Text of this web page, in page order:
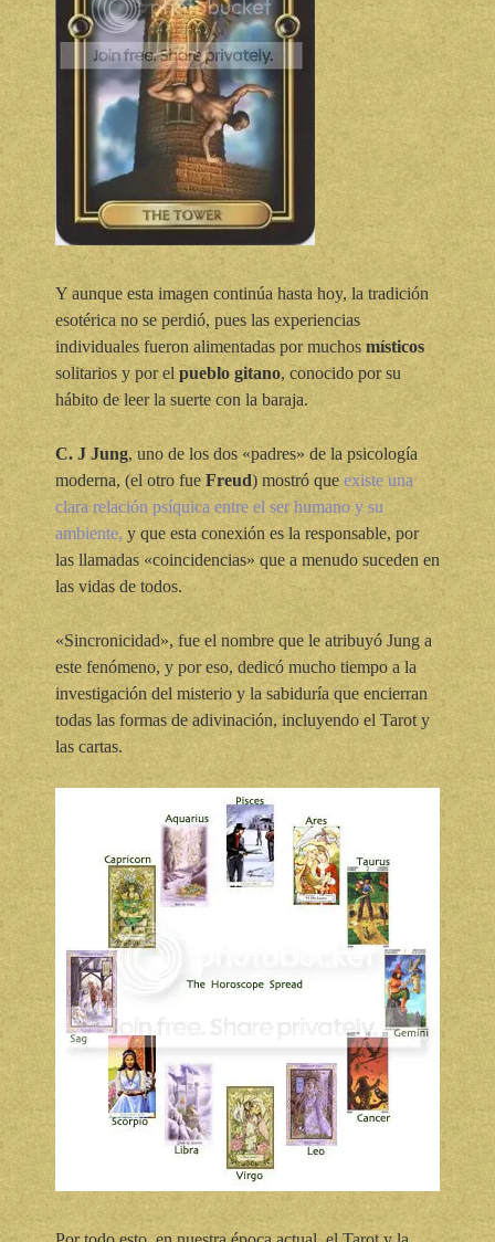
Y aunque esta imagen continúa hasta hoy, la tradición
esotérica no se perdió, pues las experiencias
individuales fueron alimentadas por muchos místicos
solitarios y por el pueblo gitano, conocido por su
hábito de leer la suerte con la baraja.
C. J Jung, uno de los dos «padres» de la psicología
moderna, (el otro fue Freud) mostró que existe una
clara relación psíquica entre el ser humano y su
ambiente, y que esta conexión es la responsable, por
las llamadas «coincidencias» que a menudo suceden en
las vidas de todos.
«Sincronicidad», fue el nombre que le atribuyó Jung a
este fenómeno, y por eso, dedicó mucho tiempo a la
investigación del misterio y la sabiduría que encierran
todas las formas de adivinación, incluyendo el Tarot y
las cartas.